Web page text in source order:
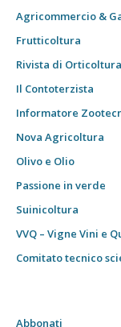
Agricommercio &
Frutticoltura
Rivista di
Il Contoterzista
Informatore
Nova Agricoltura
Olivo e Olio
Passione in verde
Suinicoltura
VVQ – Vigne Vini e
Comitato tecnico
Abbonati